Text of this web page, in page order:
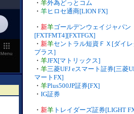
・ 羊外為どっとコム
・ 羊ヒロセ通商[LION FX]
・ 新羊ゴールデンウェイジャパン
[FXTFMT4][FXTFGX]
・ 新羊セントラル短資ＦＸ[ダイレ
プラス]
・ 羊JFX[マトリックス]
・ 羊三菱UFJ eスマート証券[三菱
マートFX]
・ 羊Plus500JP証券[FX]
・ IG証券
・ 新羊 トレイダーズ証券[LIGHT